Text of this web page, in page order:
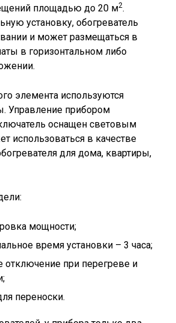
площадью до 20 м2.
установку, обогреватель
и может размещаться в
в горизонтальном либо
элемента используются
Управление прибором
оснащен световым
использоваться в качестве
для дома, квартиры,
мощности;
время установки – 3 часа;
отключение при перегреве и
переноски.